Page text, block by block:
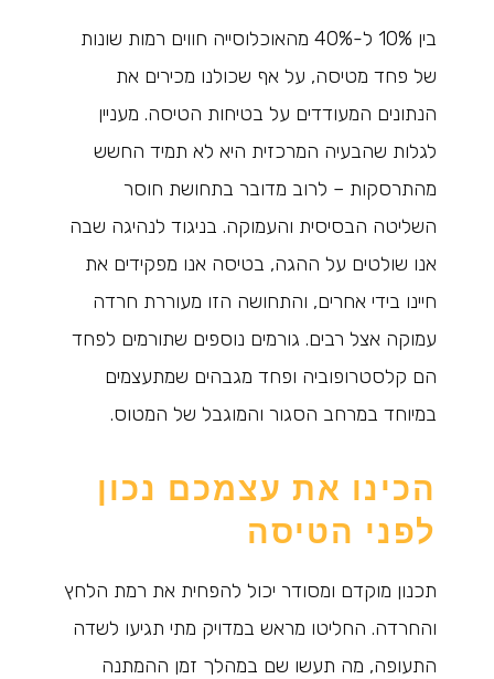
בין 10% ל-40% מהאוכלוסייה חווים רמות שונות
של פחד מטיסה, על אף שכולנו מכירים את
הנתונים המעודדים על בטיחות הטיסה. מעניין
לגלות שהבעיה המרכזית היא לא תמיד החשש
מהתרסקות – לרוב מדובר בתחושת חוסר
השליטה הבסיסית והעמוקה. בניגוד לנהיגה שבה
אנו שולטים על ההגה, בטיסה אנו מפקידים את
חיינו בידי אחרים, והתחושה הזו מעוררת חרדה
עמוקה אצל רבים. גורמים נוספים שתורמים לפחד
הם קלסטרופוביה ופחד מגבהים שמתעצמים
במיוחד במרחב הסגור והמוגבל של המטוס.
הכינו את עצמכם נכון
לפני הטיסה
תכנון מוקדם ומסודר יכול להפחית את רמת הלחץ
והחרדה. החליטו מראש במדויק מתי תגיעו לשדה
התעופה, מה תעשו שם במהלך זמן ההמתנה